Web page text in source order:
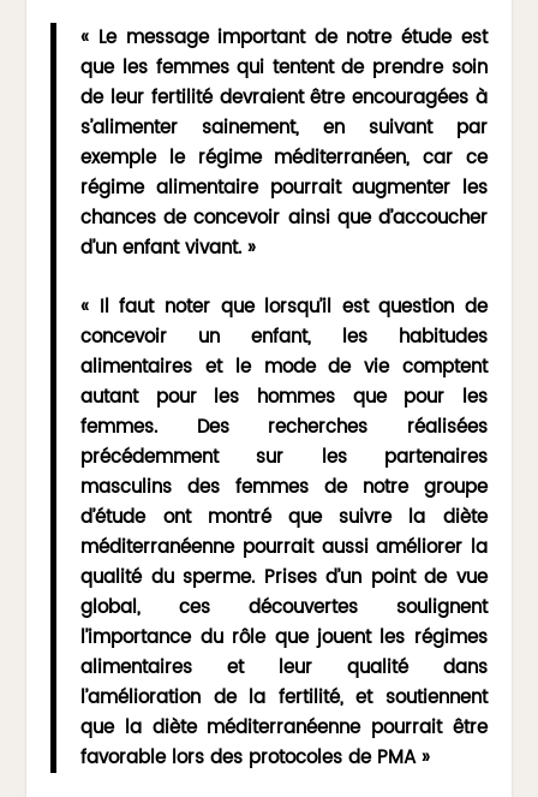
« Le message important de notre étude est
que les femmes qui tentent de prendre soin
de leur fertilité devraient être encouragées à
s’alimenter sainement, en suivant par
exemple le régime méditerranéen, car ce
régime alimentaire pourrait augmenter les
chances de concevoir ainsi que d’accoucher
d’un enfant vivant. »
« Il faut noter que lorsqu’il est question de
concevoir un enfant, les habitudes
alimentaires et le mode de vie comptent
autant pour les hommes que pour les
femmes. Des recherches réalisées
précédemment sur les partenaires
masculins des femmes de notre groupe
d’étude ont montré que suivre la diète
méditerranéenne pourrait aussi améliorer la
qualité du sperme. Prises d’un point de vue
global, ces découvertes soulignent
l’importance du rôle que jouent les régimes
alimentaires et leur qualité dans
l’amélioration de la fertilité, et soutiennent
que la diète méditerranéenne pourrait être
favorable lors des protocoles de PMA »